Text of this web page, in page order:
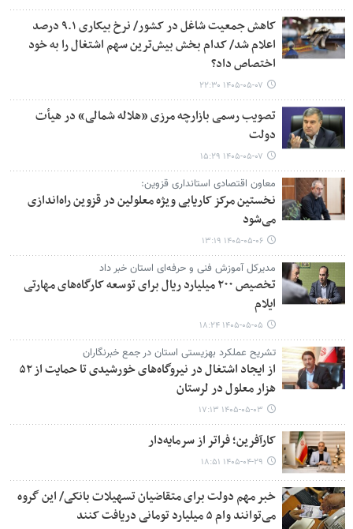
کاهش جمعیت شاغل در کشور/ نرخ بیکاری ۹.۱ درصد
اعلام شد/ کدام بخش بیش­‌ترین سهم اشتغال را به خود
اختصاص داد؟
۱۴۰۵-۰۵-۰۷ ۲۲:۳۰
تصویب رسمی بازارچه مرزی «هلاله شمالی» در هیأت
دولت
۱۴۰۵-۰۵-۰۷ ۱۵:۲۹
معاون اقتصادی استانداری قزوین:
نخستین مرکز کاریابی ویژه معلولین در قزوین راه‌اندازی
می‌شود
۱۴۰۵-۰۵-۰۶ ۱۳:۱۹
مدیرکل آموزش فنی و حرفه‌ای استان خبر داد
تخصیص ۲۰۰ میلیارد ریال برای توسعه کارگاه‌های مهارتی
ایلام
۱۴۰۵-۰۵-۰۵ ۱۸:۲۴
تشریح عملکرد بهزیستی استان در جمع خبرنگاران
از ایجاد اشتغال در نیروگاه‌های خورشیدی تا حمایت از ۵۲
هزار معلول در لرستان
۱۴۰۵-۰۵-۰۳ ۱۷:۱۳
کارآفرین؛ فراتر از سرمایه‌دار
۱۴۰۵-۰۴-۲۹ ۱۸:۵۱
خبر مهم دولت برای متقاضیان تسهیلات بانکی/ این گروه
می‌توانند وام ۵ میلیارد تومانی دریافت کنند